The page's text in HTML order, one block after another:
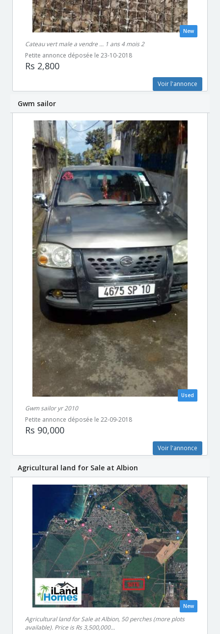
New
Cateau vert male a vendre ... 1 ans 4 mois 2
Petite annonce déposée le 23-10-2018
Rs 2,800
Voir l'annonce
Gwm sailor
Used
Gwm sailor yr 2010
Petite annonce déposée le 22-09-2018
Rs 90,000
Voir l'annonce
Agricultural land for Sale at Albion
New
Agricultural land for Sale at Albion, 50 perches (more plots
available). Price is Rs 3,500,000...